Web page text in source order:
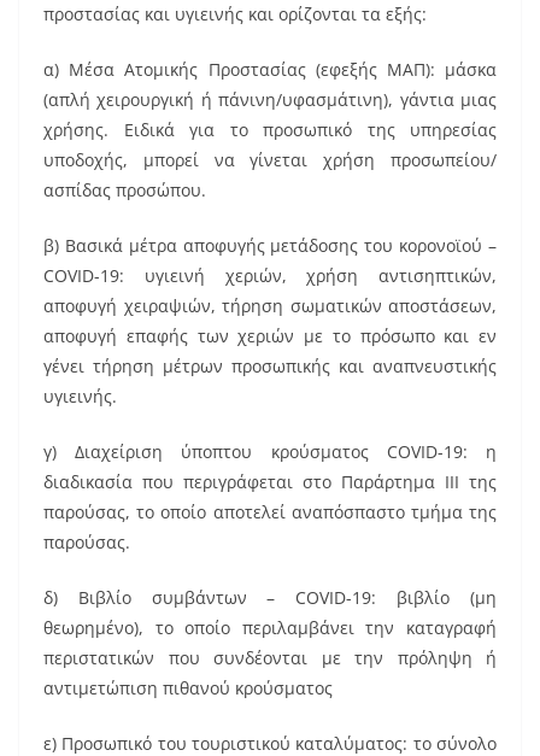
προστασίας και υγιεινής και ορίζονται τα εξής:
α) Μέσα Ατομικής Προστασίας (εφεξής ΜΑΠ): μάσκα
(απλή χειρουργική ή πάνινη/υφασμάτινη), γάντια μιας
χρήσης. Ειδικά για το προσωπικό της υπηρεσίας
υποδοχής, μπορεί να γίνεται χρήση προσωπείου/
ασπίδας προσώπου.
β) Βασικά μέτρα αποφυγής μετάδοσης του κορονοϊού –
COVID-19: υγιεινή χεριών, χρήση αντισηπτικών,
αποφυγή χειραψιών, τήρηση σωματικών αποστάσεων,
αποφυγή επαφής των χεριών με το πρόσωπο και εν
γένει τήρηση μέτρων προσωπικής και αναπνευστικής
υγιεινής.
γ) Διαχείριση ύποπτου κρούσματος COVID-19: η
διαδικασία που περιγράφεται στο Παράρτημα ΙΙΙ της
παρούσας, το οποίο αποτελεί αναπόσπαστο τμήμα της
παρούσας.
δ) Βιβλίο συμβάντων – COVID-19: βιβλίο (μη
θεωρημένο), το οποίο περιλαμβάνει την καταγραφή
περιστατικών που συνδέονται με την πρόληψη ή
αντιμετώπιση πιθανού κρούσματος
ε) Προσωπικό του τουριστικού καταλύματος: το σύνολο